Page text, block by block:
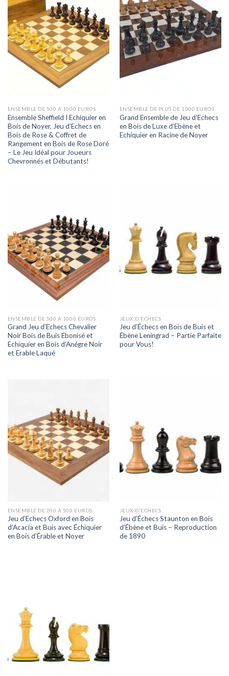
ENSEMBLE DE 500 À 1000 EUROS
Ensemble Sheffield I Echiquier en
Bois de Noyer, Jeu d’Echecs en
Bois de Rose & Coffret de
Rangement en Bois de Rose Doré
– Le Jeu Idéal pour Joueurs
Chevronnés et Débutants!
ENSEMBLE DE PLUS DE 1000 EUROS
Grand Ensemble de Jeu d’Echecs
en Bois de Luxe d’Ebène et
Echiquier en Racine de Noyer
ENSEMBLE DE 500 À 1000 EUROS
Grand Jeu d’Echecs Chevalier
Noir Bois de Buis Ebonisé et
Echiquier en Bois d’Anégre Noir
et Erable Laqué
JEUX D'ECHECS
Jeu d’Échecs en Bois de Buis et
Ébène Leningrad – Partie Parfaite
pour Vous!
ENSEMBLE DE 200 À 500 EUROS
Jeu d’Echecs Oxford en Bois
d’Acacia et Buis avec Échiquier
en Bois d’Érable et Noyer
JEUX D'ECHECS
Jeu d’Échecs Staunton en Bois
d’Ébène et Buis – Reproduction
de 1890